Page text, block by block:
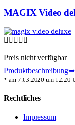
MAGIX Video
Preis nicht verfügbar
Produktbeschreibung➥
* am 7.03.2020 um 12:20
Rechtliches
Impressum